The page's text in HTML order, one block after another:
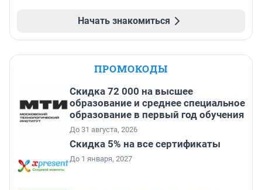
Начать знакомиться
ПРОМОКОДЫ
Скидка 72 000 на высшее
образование и среднее специальное
образование в первый год обучения
До 31 августа, 2026
Скидка 5% на все сертификаты
До 1 января, 2027